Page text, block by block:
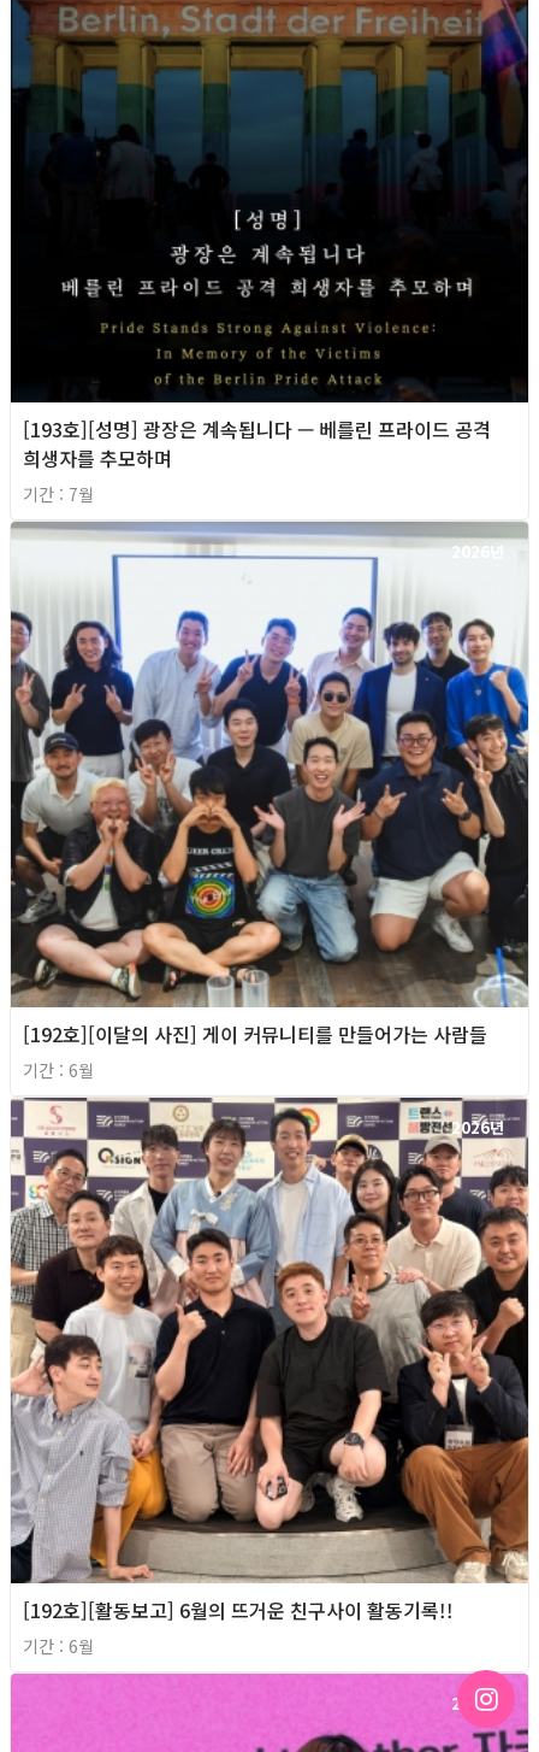
[193호][성명] 광장은 계속됩니다 — 베를린 프라이드 공격
희생자를 추모하며
기간 : 7월
2026년
[192호][이달의 사진] 게이 커뮤니티를 만들어가는 사람들
기간 : 6월
2026년
[192호][활동보고] 6월의 뜨거운 친구사이 활동기록!!
기간 : 6월
2026년